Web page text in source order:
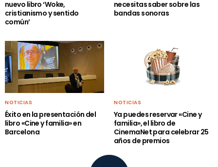
nuevo libro ‘Woke,
cristianismo y sentido
común’
necesitas saber sobre las
bandas sonoras
NOTICIAS
Éxito en la presentación del
libro «Cine y familia» en
Barcelona
NOTICIAS
Ya puedes reservar «Cine y
familia», el libro de
CinemaNet para celebrar 25
años de premios